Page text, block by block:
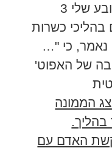
של דר' מיטל סגל רייך "לכובע שלי 3
בהליכי כשרות
נאמר, כי "…
של האפוט'
הממונה
האדם עם